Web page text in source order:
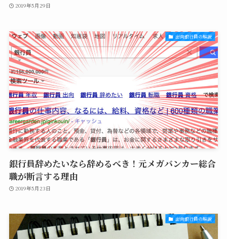
2019年5月29日
出向銀行員の解説
銀行員辞めたいなら辞めるべき！元メガバンカー総合
職が断言する理由
2019年5月23日
出向銀行員の解説